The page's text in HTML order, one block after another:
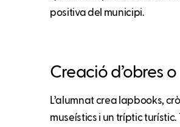
positiva del municipi.
Creació d’obres
L’alumnat crea lapbooks,
museístics i un tríptic